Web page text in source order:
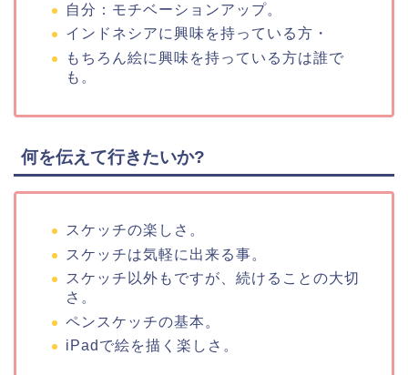
自分：モチベーションアップ。
インドネシアに興味を持っている方・
もちろん絵に興味を持っている方は誰で
も。
何を伝えて行きたいか?
スケッチの楽しさ。
スケッチは気軽に出来る事。
スケッチ以外もですが、続けることの大切
さ。
ペンスケッチの基本。
iPadで絵を描く楽しさ。